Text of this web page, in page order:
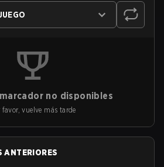
no disponibles
favor, vuelve más tarde
ANTERIORES